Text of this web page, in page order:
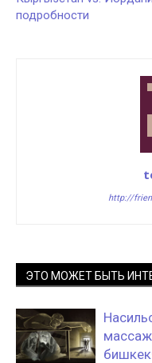
подробности
http://
ЭТО МОЖЕТ БЫТЬ